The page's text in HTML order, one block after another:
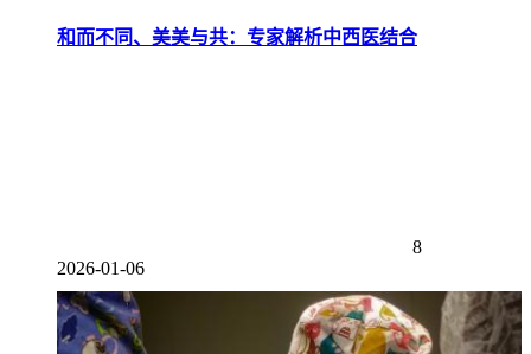
和而不同、美美与共：专家解析中西医结合
8
2026-01-06